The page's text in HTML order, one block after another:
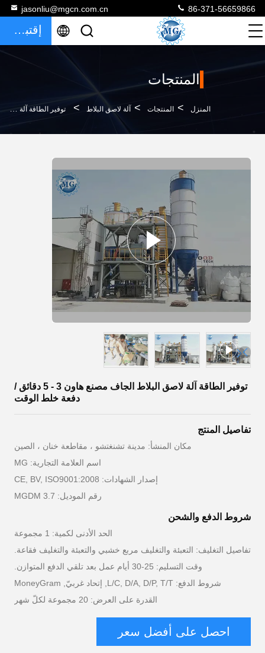
jasonliu@mgcn.com.cn 86-371-56659866
إقتباس
المنتجات
المنزل > المنتجات > آلة لاصق البلاط > توفير الطاقة آلة لاصق البلاط الجاف مصنع هاون 3 - 5 دقائق / دفعة خلط الوقت
توفير الطاقة آلة لاصق البلاط الجاف مصنع هاون 3 - 5 دقائق /
دفعة خلط الوقت
تفاصيل المنتج
مكان المنشأ: مدينة تشنغتشو ، مقاطعة خنان ، الصين
اسم العلامة التجارية: MG
إصدار الشهادات: CE, BV, ISO9001:2008
رقم الموديل: MGDM 3.7
شروط الدفع والشحن
الحد الأدنى لكمية: 1 مجموعة
تفاصيل التغليف: التعبئة والتغليف مربع خشبي والتعبئة والتغليف فقاعة.
وقت التسليم: 25-30 أيام عمل بعد تلقي الدفع المتوازن.
شروط الدفع: L/C, D/A, D/P, T/T, إتحاد غربيّ, MoneyGram
القدرة على العرض: 20 مجموعة لكلّ شهر
احصل على أفضل سعر